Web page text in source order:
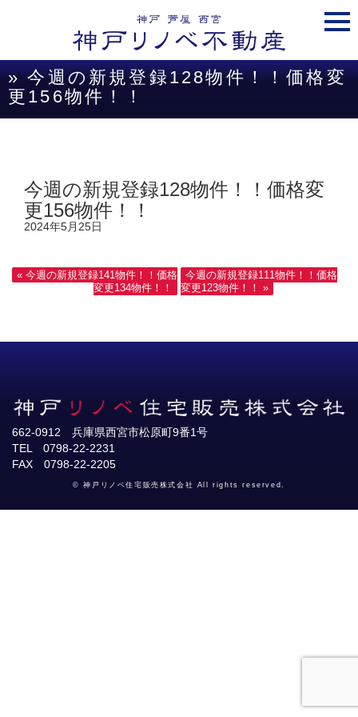
» 今週の新規登録128物件！！価格変
更156物件！！
今週の新規登録128物件！！価格変
更156物件！！
2024年5月25日
« 今週の新規登録141物件！！価格
変更134物件！！
今週の新規登録111物件！！価格
変更123物件！！ »
662-0912 兵庫県西宮市松原町9番1号
TEL 0798-22-2231
FAX 0798-22-2205
© 神戸リノベ住宅販売株式会社 All rights reserved.